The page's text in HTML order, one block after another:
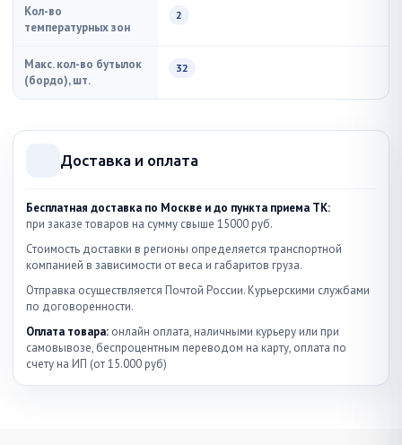
Кол-во
температурных зон
2
Макс. кол-во бутылок
(бордо), шт.
32
Доставка и оплата
Бесплатная доставка по Москве и до пункта приема ТК:
при заказе товаров на сумму свыше 15000 руб.
Стоимость доставки в регионы определяется транспортной
компанией в зависимости от веса и габаритов груза.
Отправка осуществляется Почтой России. Курьерскими службами
по договоренности.
Оплата товара: онлайн оплата, наличными курьеру или при
самовывозе, беспроцентным переводом на карту, оплата по
счету на ИП (от 15.000 руб)